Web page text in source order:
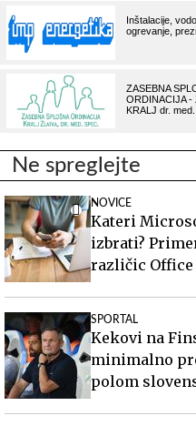
Ne spreglejte
NOVICE
Kateri
izbrati?
različic Office
SPORTAL
Kekovi na
minimalno
polom